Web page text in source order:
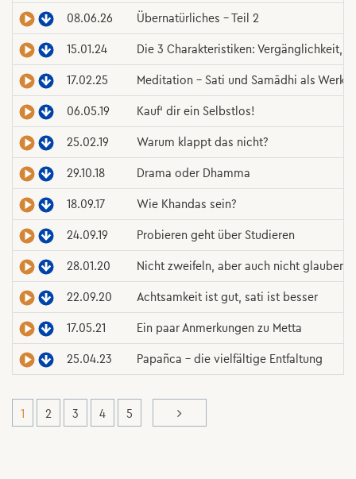
08.06.26 Übernatürliches – Teil 2
15.01.24 Die 3 Charakteristiken: Vergänglichkeit,
17.02.25 Meditation – Sati und Samādhi als
06.05.19 Kauf‘ dir ein Selbstlos!
25.02.19 Warum klappt das nicht?
29.10.18 Drama oder Dhamma
18.09.17 Wie Khandas sein?
24.09.19 Probieren geht über Studieren
28.01.20 Nicht zweifeln, aber auch nicht glauben.
22.09.20 Achtsamkeit ist gut, sati ist besser
17.05.21 Ein paar Anmerkungen zu Metta
25.04.23 Papañca – die vielfältige Entfaltung
1 2 3 4 5